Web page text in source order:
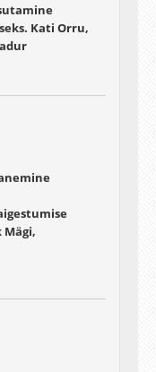
Kati Orru,
Mägi,